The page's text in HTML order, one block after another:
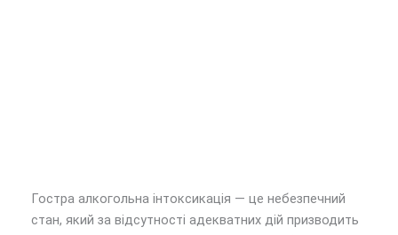
Гостра алкогольна інтоксикація — це небезпечний
стан, який за відсутності адекватних дій призводить